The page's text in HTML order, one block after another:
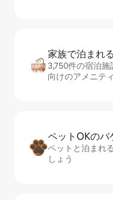
家族で泊まれ
3,750件の宿泊
向けのアメニテ
ペットOKのバ⁠
ペットと泊まれ
しょう